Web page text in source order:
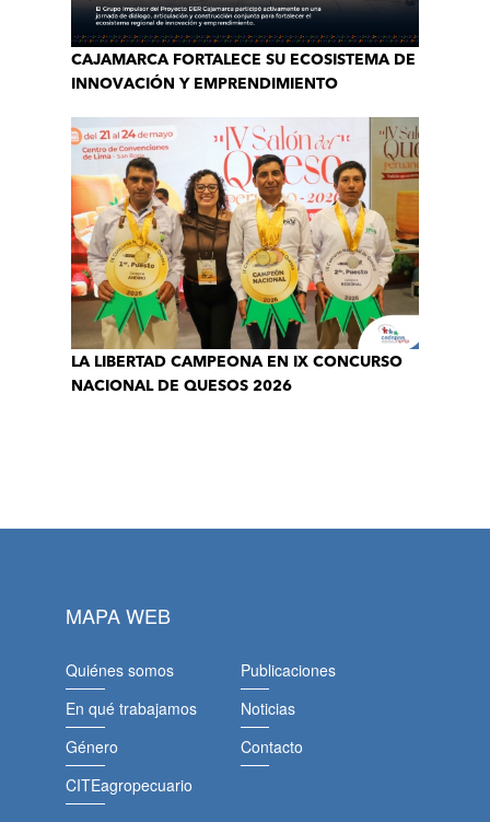
CAJAMARCA FORTALECE SU ECOSISTEMA DE
INNOVACIÓN Y EMPRENDIMIENTO
LA LIBERTAD CAMPEONA EN IX CONCURSO
NACIONAL DE QUESOS 2026
MAPA WEB
Quiénes somos
En qué trabajamos
Género
CITEagropecuario
Publicaciones
Noticias
Contacto